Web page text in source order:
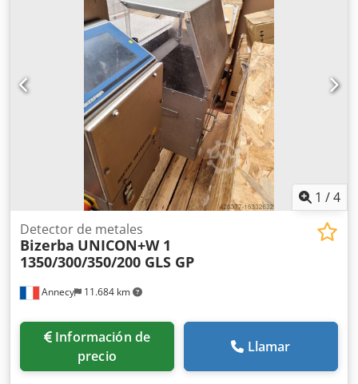
1 /4
Annecy 11.684 km
Detector de metales
Bizerba UNICON+W 1
1350/300/350/200 GLS GP
Información de
precio
Llamar